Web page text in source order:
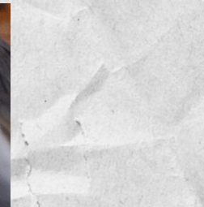
OPINIÓN
TENDENCIA
VIDEO COLUMNA
VIDEO NOTA